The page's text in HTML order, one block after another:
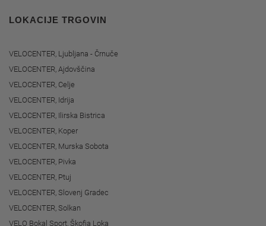
LOKACIJE TRGOVIN
VELOCENTER, Ljubljana - Črnuče
VELOCENTER, Ajdovščina
VELOCENTER, Celje
VELOCENTER, Idrija
VELOCENTER, Ilirska Bistrica
VELOCENTER, Koper
VELOCENTER, Murska Sobota
VELOCENTER, Pivka
VELOCENTER, Ptuj
VELOCENTER, Slovenj Gradec
VELOCENTER, Solkan
VELO Bokal Sport, Škofja Loka